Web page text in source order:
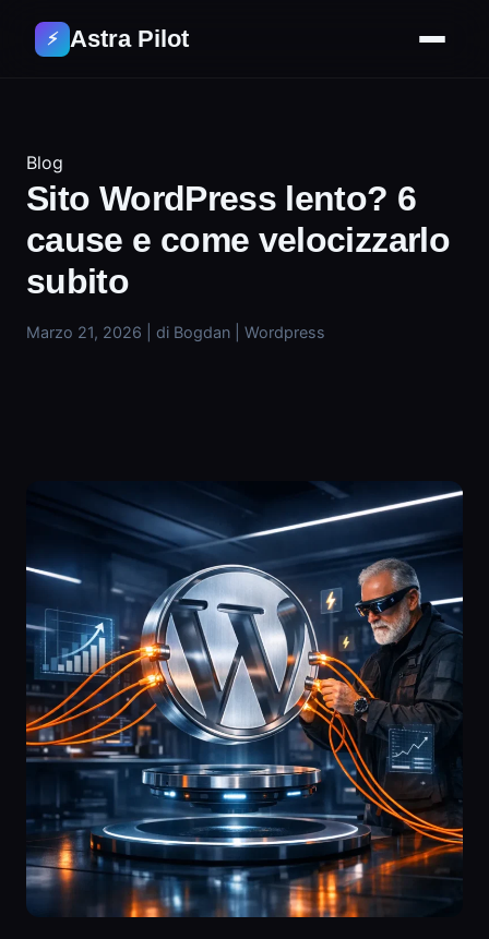
⚡ Astra Pilot
Blog
Sito WordPress lento? 6
cause e come velocizzarlo
subito
Marzo 21, 2026 di Bogdan Wordpress